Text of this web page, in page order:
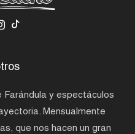
Farándula y espectáculos
Mensualmente
que nos hacen un gran